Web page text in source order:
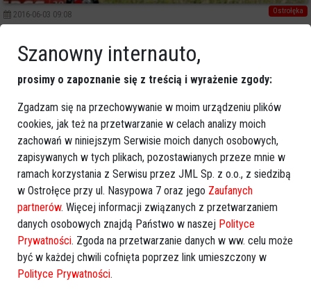
Ostrołęka
2016-06-03 09:08
Poprzednia
Kategorie
Ostrołęka
Powiat ostrołecki
Sport
Balujemy
Region
Polska
Budujemy
Kościół i społeczeństwo
TV Ostrołęka
Kalendarz imprez
Szanowny internauto,
prosimy o zapoznanie się z treścią i wyrażenie zgody:
Zgadzam się na przechowywanie w moim urządzeniu plików
cookies, jak też na przetwarzanie w celach analizy moich
zachowań w niniejszym Serwisie moich danych osobowych,
zapisywanych w tych plikach, pozostawianych przeze mnie w
ramach korzystania z Serwisu przez JML Sp. z o.o., z siedzibą
w Ostrołęce przy ul. Nasypowa 7 oraz jego Zaufanych
partnerów. Więcej informacji związanych z przetwarzaniem
danych osobowych znajdą Państwo w naszej Polityce
Prywatności. Zgoda na przetwarzanie danych w ww. celu może
być w każdej chwili cofnięta poprzez link umieszczony w
Polityce Prywatności.